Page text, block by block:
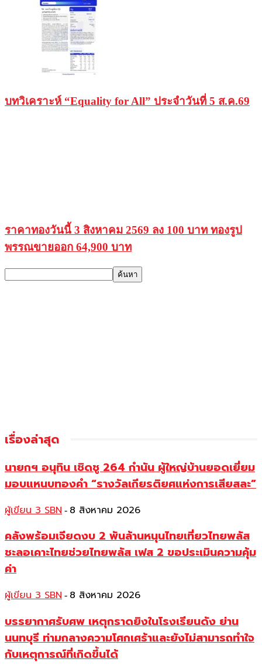
บทวิเคราะห์ “Equality for All” ประจำวันที่ 5 ส.ค.69
ราคาทองวันนี้ 3 สิงหาคม 2569 ลง 100 บาท ทองรูป
พรรณขายออก 64,900 บาท
เรื่องล่าสุด
นายกฯ อนุทิน เชิดชู 264 กำนัน ผู้ใหญ่บ้านยอดเยี่ยม
มอบแหนบทองคำ “รางวัลเกียรติยศแห่งการเสียสละ”
ผู้เขียน 3 SBN - 8 สิงหาคม 2026
คลังพร้อมเจียดงบ 2 พันล้านหนุนไทยเที่ยวไทยพลัส
ชะลอเคาะไทยช่วยไทยพลัส เฟส 2 ขอประเมินความคุ้ม
ค่า
ผู้เขียน 3 SBN - 8 สิงหาคม 2026
บรรยากาศรับศพ เหตุกราดยิงในโรงเรียนดัง ย่าน
นนทบุรี ท่ามกลางความโศกเศร้าและยังไม่สามารถทำใจ
กับเหตุการณ์ที่เกิดขึ้นได้